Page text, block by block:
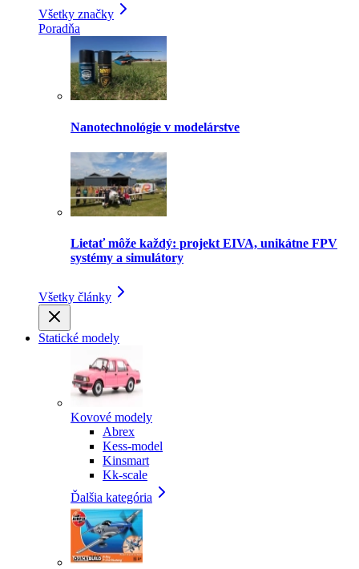
Všetky značky
Poradňa
Nanotechnológie v modelárstve
Lietať môže každý: projekt EIVA, unikátne FPV
systémy a simulátory
Všetky články
Statické modely
Kovové modely
Abrex
Kess-model
Kinsmart
Kk-scale
Ďalšia kategória